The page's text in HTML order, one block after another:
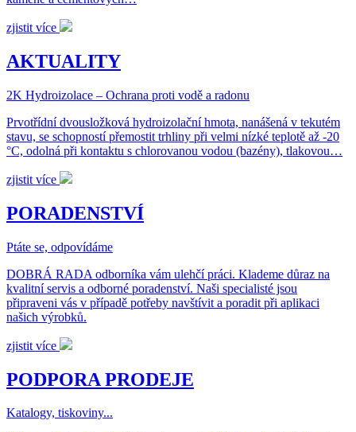
zjistit více
AKTUALITY
2K Hydroizolace – Ochrana proti vodě a radonu
Prvotřídní dvousložková hydroizolační hmota, nanášená v tekutém
stavu, se schopností přemostit trhliny při velmi nízké teplotě až -20
°C, odolná při kontaktu s chlorovanou vodou (bazény), tlakovou…
zjistit více
PORADENSTVÍ
Ptáte se, odpovídáme
DOBRÁ RADA odborníka vám ulehčí práci. Klademe důraz na
kvalitní servis a odborné poradenství. Naši specialisté jsou
připraveni vás v případě potřeby navštívit a poradit při aplikaci
našich výrobků.
zjistit více
PODPORA PRODEJE
Katalogy, tiskoviny...